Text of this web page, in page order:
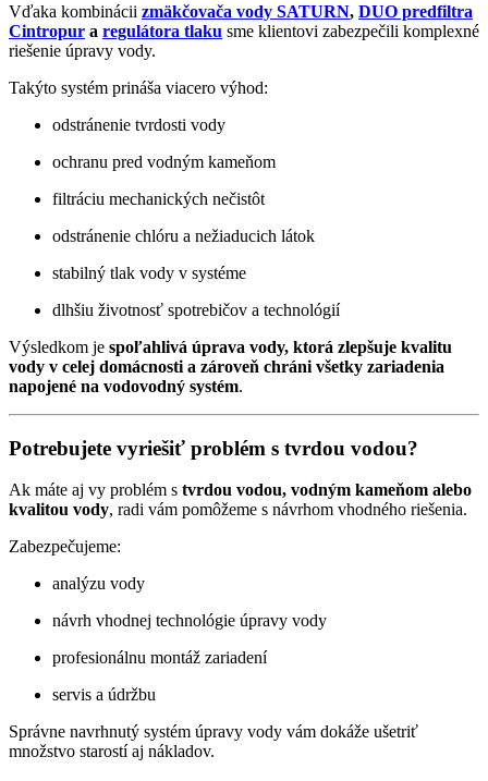
Vďaka kombinácii zmäkčovača vody SATURN, DUO predfiltra
Cintropur a regulátora tlaku sme klientovi zabezpečili komplexné
riešenie úpravy vody.
Takýto systém prináša viacero výhod:
odstránenie tvrdosti vody
ochranu pred vodným kameňom
filtráciu mechanických nečistôt
odstránenie chlóru a nežiaducich látok
stabilný tlak vody v systéme
dlhšiu životnosť spotrebičov a technológií
Výsledkom je spoľahlivá úprava vody, ktorá zlepšuje kvalitu
vody v celej domácnosti a zároveň chráni všetky zariadenia
napojené na vodovodný systém.
Potrebujete vyriešiť problém s tvrdou vodou?
Ak máte aj vy problém s tvrdou vodou, vodným kameňom alebo
kvalitou vody, radi vám pomôžeme s návrhom vhodného riešenia.
Zabezpečujeme:
analýzu vody
návrh vhodnej technológie úpravy vody
profesionálnu montáž zariadení
servis a údržbu
Správne navrhnutý systém úpravy vody vám dokáže ušetriť
množstvo starostí aj nákladov.